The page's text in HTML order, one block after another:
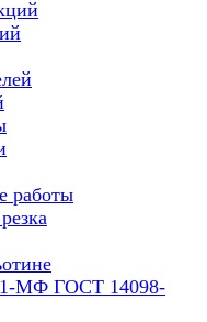
работы
МФ ГОСТ 14098-